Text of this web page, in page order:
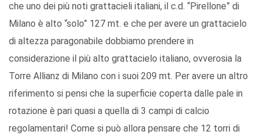
che uno dei più noti grattacieli italiani, il c.d. “Pirellone” di
Milano è alto “solo” 127 mt. e che per avere un grattacielo
di altezza paragonabile dobbiamo prendere in
considerazione il più alto grattacielo italiano, ovverosia la
Torre Allianz di Milano con i suoi 209 mt. Per avere un altro
riferimento si pensi che la superficie coperta dalle pale in
rotazione è pari quasi a quella di 3 campi di calcio
regolamentari! Come si può allora pensare che 12 torri di